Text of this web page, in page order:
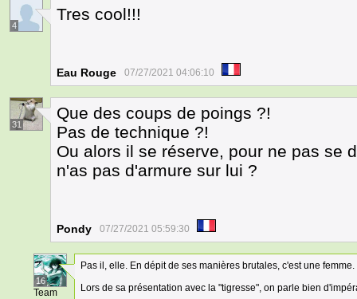
4
Tres cool!!!
Eau Rouge 07/27/2021 04:06:10
31
Que des coups de poings ?!
Pas de technique ?!
Ou alors il se réserve, pour ne pas se
n'as pas d'armure sur lui ?
Pondy 07/27/2021 05:59:30
16
Team
Pas il, elle. En dépit de ses manières brutales, c'est une femme.
Lors de sa présentation avec la "tigresse", on parle bien